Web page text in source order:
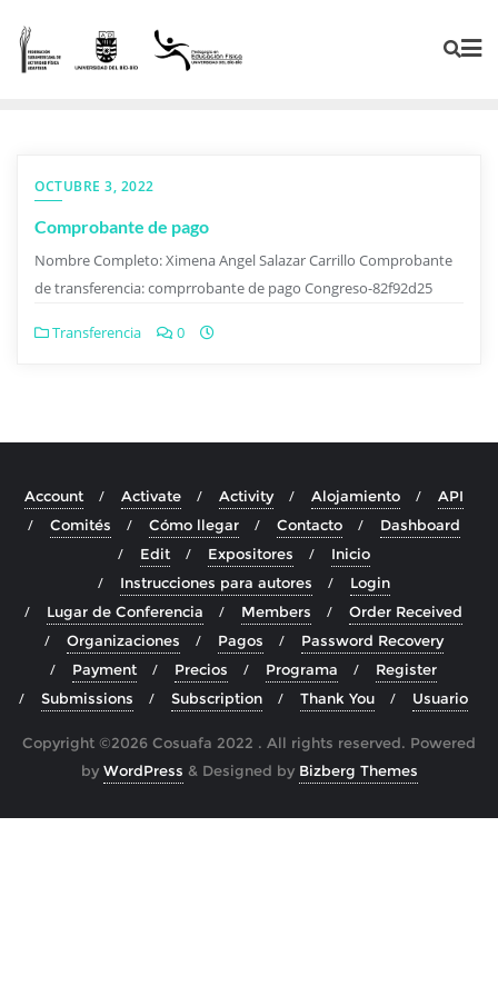
OCTUBRE 3, 2022
Comprobante de pago
Nombre Completo: Ximena Angel Salazar Carrillo Comprobante
de transferencia: comprrobante de pago Congreso-82f92d25
Transferencia 0
Account Activate Activity Alojamiento
API
Comités
Cómo llegar Contacto
Dashboard
Edit
Expositores
Inicio
Instrucciones para autores
Login
Lugar de Conferencia
Members
Order Received
Organizaciones
Pagos
Password Recovery
Payment
Precios Programa
Register
Submissions
Subscription Thank You Usuario
Copyright ©2026 Cosuafa 2022 . All rights reserved. Powered
by WordPress & Designed by Bizberg Themes